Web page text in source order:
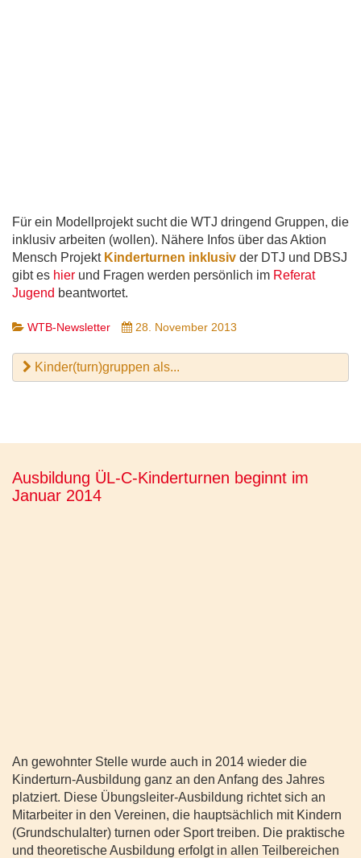
Für ein Modellprojekt sucht die WTJ dringend Gruppen, die
inklusiv arbeiten (wollen). Nähere Infos über das Aktion
Mensch Projekt Kinderturnen inklusiv der DTJ und DBSJ
gibt es hier und Fragen werden persönlich im Referat
Jugend beantwortet.
WTB-Newsletter 28. November 2013
Kinder(turn)gruppen als...
Ausbildung ÜL-C-Kinderturnen beginnt im
Januar 2014
An gewohnter Stelle wurde auch in 2014 wieder die
Kinderturn-Ausbildung ganz an den Anfang des Jahres
platziert. Diese Übungsleiter-Ausbildung richtet sich an
Mitarbeiter in den Vereinen, die hauptsächlich mit Kindern
(Grundschulalter) turnen oder Sport treiben. Die praktische
und theoretische Ausbildung erfolgt in allen Teilbereichen